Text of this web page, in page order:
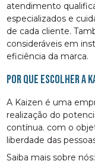
atendimento
especializados e
de cada cliente.
consideráveis em
eficiência da marca.
Por que escolher a
A Kaizen é uma
realização do
contínua. com o
liberdade das
Saiba mais sobre nós: